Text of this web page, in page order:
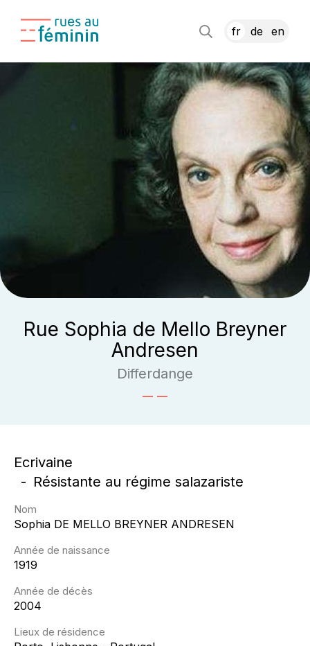
fr de en
Rue Sophia de Mello Breyner
Andresen
Differdange
Ecrivaine
Résistante au régime salazariste
Nom
Sophia DE MELLO BREYNER ANDRESEN
Année de naissance
1919
Année de décès
2004
Lieux de résidence